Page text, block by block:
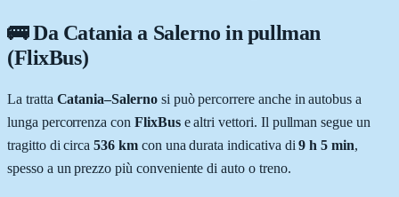
🚌 Da Cataniaa Salerno in pullman
(FlixBus)
La tratta Catania–Salernosi può percorrere anche in autobus a
lunga percorrenza con FlixBuse altri vettori. Il pullman segue un
tragitto di circa 536 kmcon una durata indicativa di 9 h 5 min,
spesso a un prezzo più conveniente di auto o treno.